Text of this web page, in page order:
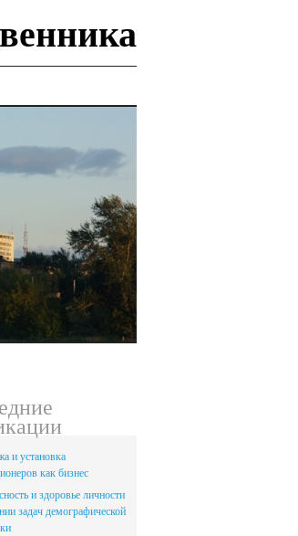
и установка
как бизнес
и здоровье личности
задач демографической